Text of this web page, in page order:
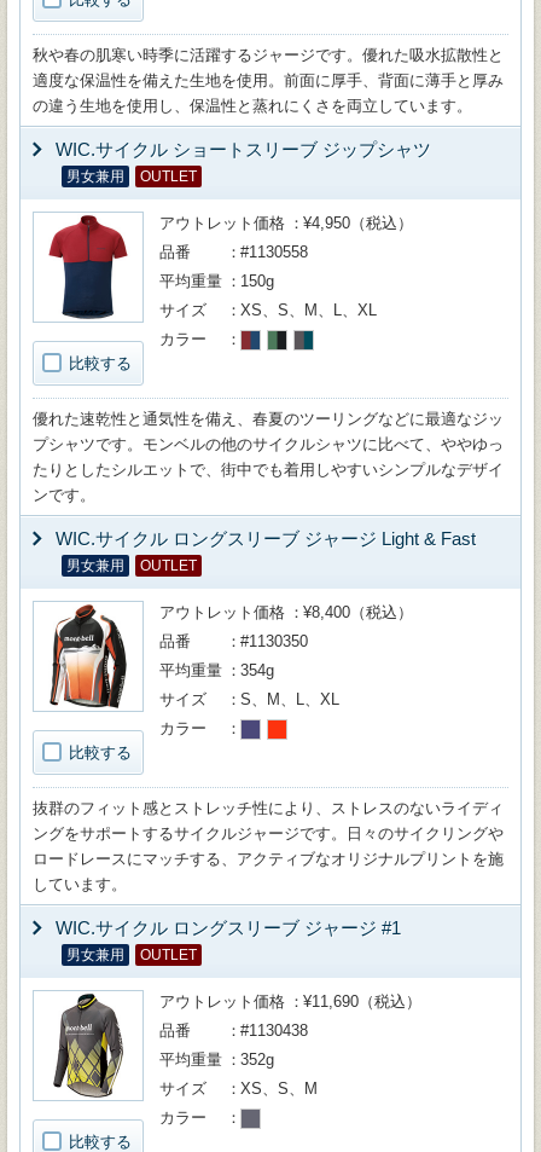
秋や春の肌寒い時季に活躍するジャージです。優れた吸水拡散性と
適度な保温性を備えた生地を使用。前面に厚手、背面に薄手と厚み
の違う生地を使用し、保温性と蒸れにくさを両立しています。
WIC.サイクル ショートスリーブ ジップシャツ
男女兼用 OUTLET
比較する
アウトレット価格
¥4,950（税込）
品番
#1130558
平均重量
150g
サイズ
XS、S、M、L、XL
カラー
優れた速乾性と通気性を備え、春夏のツーリングなどに最適なジッ
プシャツです。モンベルの他のサイクルシャツに比べて、ややゆっ
たりとしたシルエットで、街中でも着用しやすいシンプルなデザイ
ンです。
WIC.サイクル ロングスリーブ ジャージ Light & Fast
男女兼用 OUTLET
比較する
アウトレット価格
¥8,400（税込）
品番
#1130350
平均重量
354g
サイズ
S、M、L、XL
カラー
抜群のフィット感とストレッチ性により、ストレスのないライディ
ングをサポートするサイクルジャージです。日々のサイクリングや
ロードレースにマッチする、アクティブなオリジナルプリントを施
しています。
WIC.サイクル ロングスリーブ ジャージ #1
男女兼用 OUTLET
比較する
アウトレット価格
¥11,690（税込）
品番
#1130438
平均重量
352g
サイズ
XS、S、M
カラー